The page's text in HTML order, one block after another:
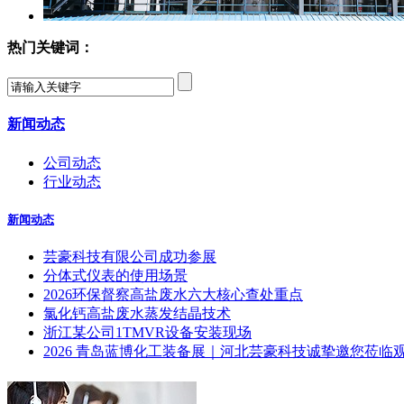
热门关键词：
新闻动态
公司动态
行业动态
新闻动态
芸豪科技有限公司成功参展
分体式仪表的使用场景
2026环保督察高盐废水六大核心查处重点
氯化钙高盐废水蒸发结晶技术
浙江某公司1TMVR设备安装现场
2026 青岛蓝博化工装备展｜河北芸豪科技诚挚邀您莅临